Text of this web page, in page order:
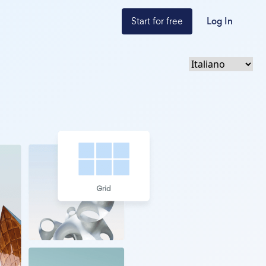
Start for free Log In